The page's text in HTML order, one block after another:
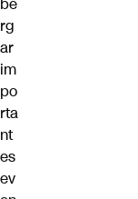
rg
ar
im
po
rta
nt
es
ev